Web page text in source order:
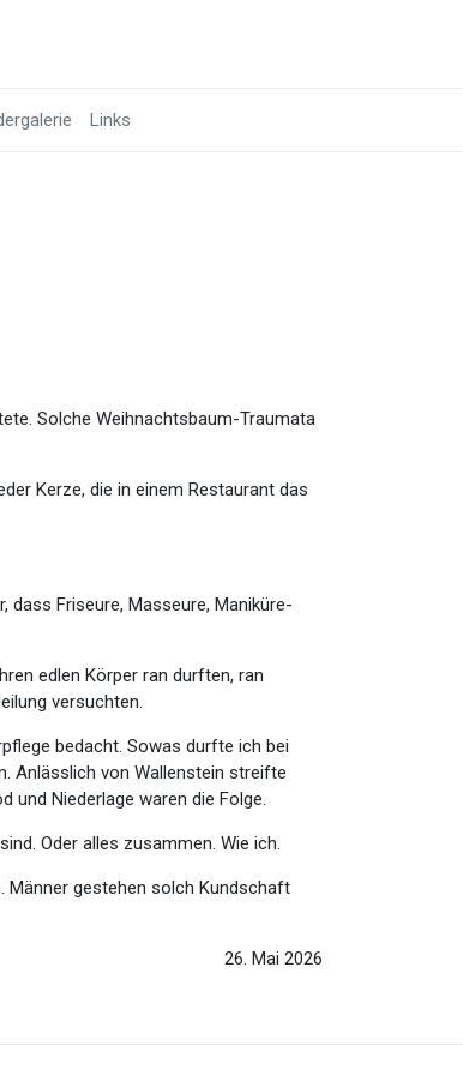
Links
Solche Weihnachtsbaum-Traumata
Kerze, die in einem Restaurant das
dass Friseure, Masseure, Maniküre-
edlen Körper ran durften, ran
versuchten.
bedacht. Sowas durfte ich bei
Anlässlich von Wallenstein streifte
und Niederlage waren die Folge.
Oder alles zusammen. Wie ich.
Männer gestehen solch Kundschaft
26. Mai 2026